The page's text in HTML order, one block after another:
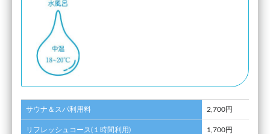
サウナ＆スパ利用料 2,700円
リフレッシュコース(１時間利用) 1,700円